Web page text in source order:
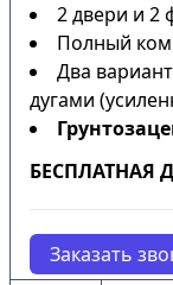
2 двери и 2
Полный
Два
дугами
БЕСПЛАТНАЯ
Заказать